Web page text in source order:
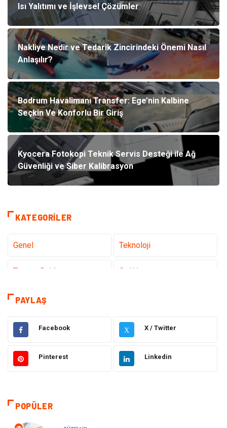
Isı Yalıtımı ve İşlevsel Çözümler
Nakliye Nedir ve Tedarik Zincirindeki Önemi Nasıl
Anlaşılır?
Bodrum Havalimanı Transfer: Ege’nin Kalbine
Seçkin Ve Konforlu Bir Giriş
Kyocera Fotokopi Teknik Servis Desteği ile Ağ
Güvenliği ve Siber Kalibrasyon
KATEGORILER
Genel Teknoloji
Tanıtıcı Reklam Sağlık
Eğitim
Dekorasyon Elektronik
Güzellik Makine
Sağlıklı Yaşam
PAYLAŞ
Facebook X X / Twitter
Pinterest Linkedin
POPÜLER